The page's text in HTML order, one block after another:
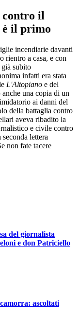
il
è il primo
incendiarie davanti
rientro a casa, e con
subito
infatti era stata
L'Altopiano e del
una copia di un
ai danni del
della battaglia contro
aveva ribadito la
e civile contro
lettera
non fate tacere
del giornalista
e don Patriciello
ascoltati